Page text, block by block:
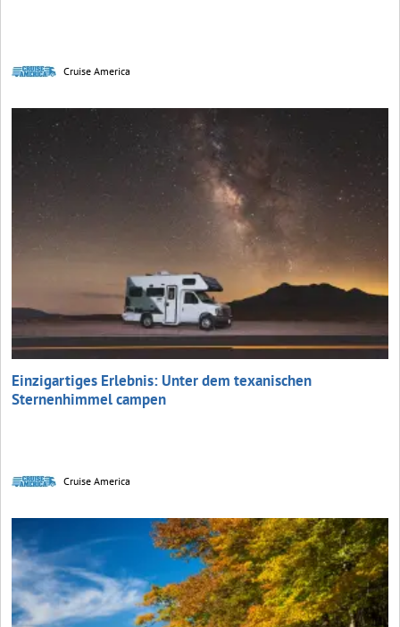
Cruise America
Einzigartiges Erlebnis: Unter dem texanischen
Sternenhimmel campen
Cruise America